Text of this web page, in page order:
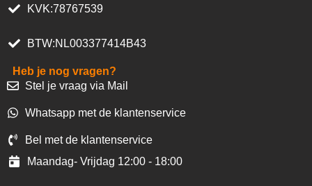
KVK:78767539
BTW:NL003377414B43
Heb je nog vragen?
Stel je vraag via Mail
Whatsapp met de klantenservice
Bel met de klantenservice
Maandag- Vrijdag 12:00 - 18:00